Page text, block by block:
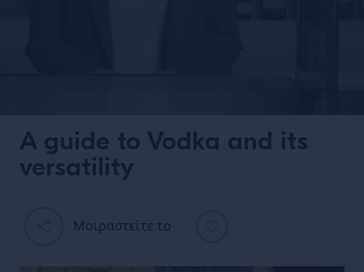
A guide to Vodka and its
versatility
Μοιραστείτε το